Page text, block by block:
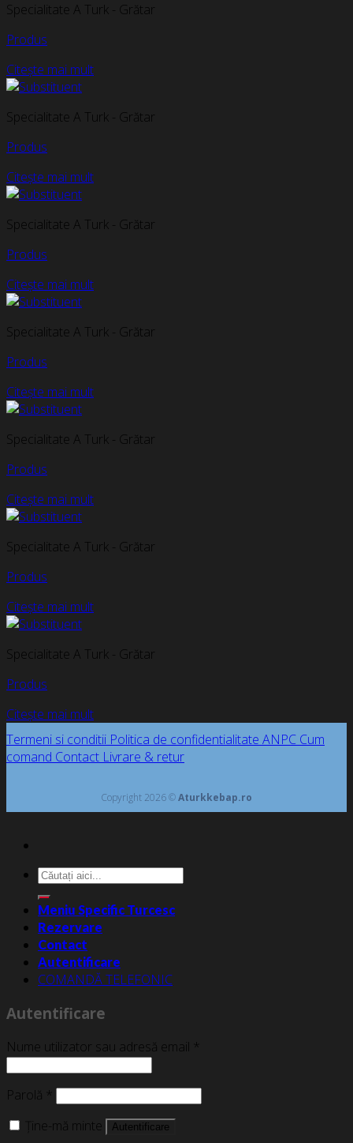
Specialitate A Turk - Grătar
Produs
Citește mai mult
Specialitate A Turk - Grătar
Produs
Citește mai mult
Specialitate A Turk - Grătar
Produs
Citește mai mult
Specialitate A Turk - Grătar
Produs
Citește mai mult
Specialitate A Turk - Grătar
Produs
Citește mai mult
Specialitate A Turk - Grătar
Produs
Citește mai mult
Specialitate A Turk - Grătar
Produs
Citește mai mult
Termeni si conditii Politica de confidentialitate ANPC Cum
comand Contact Livrare & retur
Copyright 2026 ©Aturkkebap.ro
Caută
după:
Meniu Specific Turcesc
Rezervare
Contact
Autentificare
COMANDĂ TELEFONIC
Autentificare
Nume utilizator sau adresă email *
Parolă *
Ține-mă minte
Autentificare